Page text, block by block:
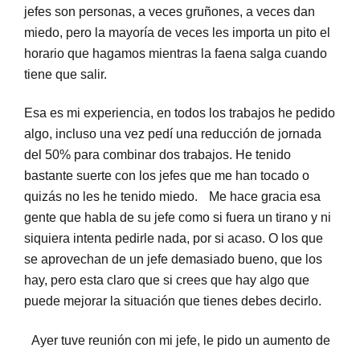
jefes son personas, a veces gruñones, a veces dan
miedo, pero la mayoría de veces les importa un pito el
horario que hagamos mientras la faena salga cuando
tiene que salir.
Esa es mi experiencia, en todos los trabajos he pedido
algo, incluso una vez pedí una reducción de jornada
del 50% para combinar dos trabajos. He tenido
bastante suerte con los jefes que me han tocado o
quizás no les he tenido miedo. Me hace gracia esa
gente que habla de su jefe como si fuera un tirano y ni
siquiera intenta pedirle nada, por si acaso. O los que
se aprovechan de un jefe demasiado bueno, que los
hay, pero esta claro que si crees que hay algo que
puede mejorar la situación que tienes debes decirlo.
Ayer tuve reunión con mi jefe, le pido un aumento de